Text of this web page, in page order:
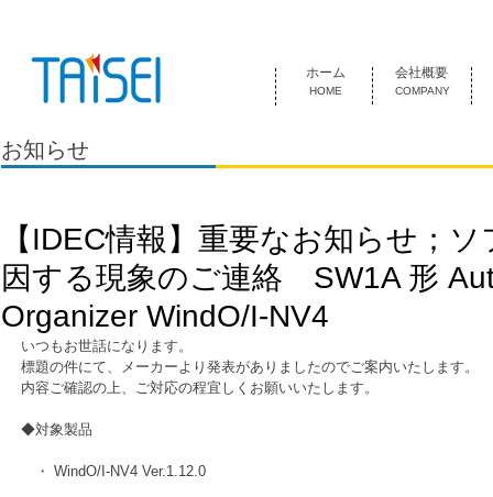
HOME COMPANY
ホーム 会社概要
お知らせ
【IDEC情報】重要なお知らせ；
因する現象のご連絡 SW1A 形
Organizer WindO/I-NV4
いつもお世話になります。
標題の件にて、メーカーより発表がありましたのでご案内いたします。
内容ご確認の上、ご対応の程宜しくお願いいたします。
◆対象製品
・ WindO/I-NV4 Ver.1.12.0